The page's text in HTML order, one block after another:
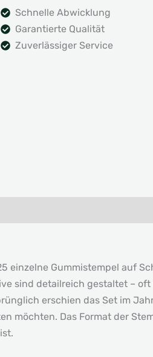
Schnelle Abwicklung
Garantierte Qualität
Zuverlässiger Service
einzelne Gummistempel auf
sind detailreich gestaltet –
erschien das Set im
Das Format der